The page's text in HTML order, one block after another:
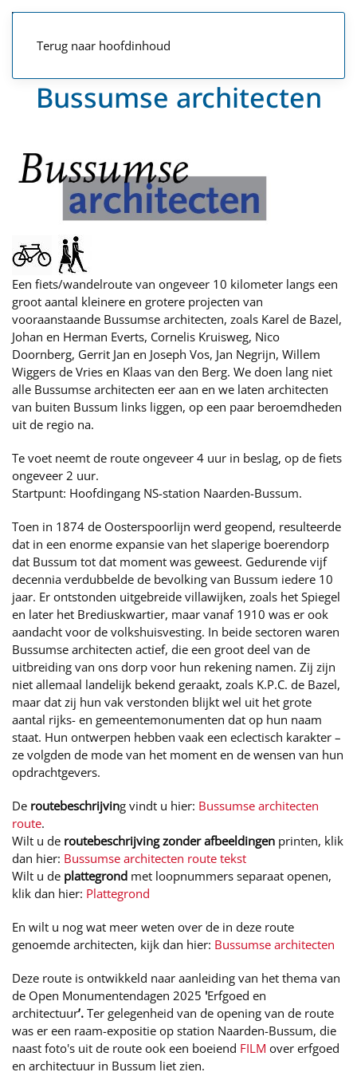
Terug naar hoofdinhoud
Bussumse architecten
Een fiets/wandelroute van ongeveer 10 kilometer langs een
groot aantal kleinere en grotere projecten van
vooraanstaande Bussumse architecten, zoals Karel de Bazel,
Johan en Herman Everts, Cornelis Kruisweg, Nico
Doornberg, Gerrit Jan en Joseph Vos, Jan Negrijn, Willem
Wiggers de Vries en Klaas van den Berg. We doen lang niet
alle Bussumse architecten eer aan en we laten architecten
van buiten Bussum links liggen, op een paar beroemdheden
uit de regio na.
Te voet neemt de route ongeveer 4 uur in beslag, op de fiets
ongeveer 2 uur.
Startpunt: Hoofdingang NS-station Naarden-Bussum.
Toen in 1874 de Oosterspoorlijn werd geopend, resulteerde
dat in een enorme expansie van het slaperige boerendorp
dat Bussum tot dat moment was geweest. Gedurende vijf
decennia verdubbelde de bevolking van Bussum iedere 10
jaar. Er ontstonden uitgebreide villawijken, zoals het Spiegel
en later het Brediuskwartier, maar vanaf 1910 was er ook
aandacht voor de volkshuisvesting. In beide sectoren waren
Bussumse architecten actief, die een groot deel van de
uitbreiding van ons dorp voor hun rekening namen. Zij zijn
niet allemaal landelijk bekend geraakt, zoals K.P.C. de Bazel,
maar dat zij hun vak verstonden blijkt wel uit het grote
aantal rijks- en gemeentemonumenten dat op hun naam
staat. Hun ontwerpen hebben vaak een eclectisch karakter –
ze volgden de mode van het moment en de wensen van hun
opdrachtgevers.
De routebeschrijving vindt u hier: Bussumse architecten
route.
Wilt u de routebeschrijving zonder afbeeldingen printen, klik
dan hier: Bussumse architecten route tekst
Wilt u de plattegrond met loopnummers separaat openen,
klik dan hier: Plattegrond
En wilt u nog wat meer weten over de in deze route
genoemde architecten, kijk dan hier: Bussumse architecten
Deze route is ontwikkeld naar aanleiding van het thema van
de Open Monumentendagen 2025 'Erfgoed en
architectuur’. Ter gelegenheid van de opening van de route
was er een raam-expositie op station Naarden-Bussum, die
naast foto's uit de route ook een boeiend FILM over erfgoed
en architectuur in Bussum liet zien.